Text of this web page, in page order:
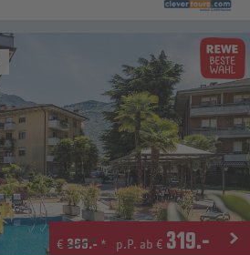
€ 369.- * p.P. ab € 319.-